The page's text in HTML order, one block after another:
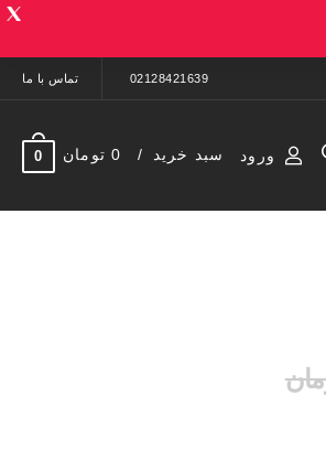
02128421639 تماس با ما
ورود سبد خرید 0 تومان 0